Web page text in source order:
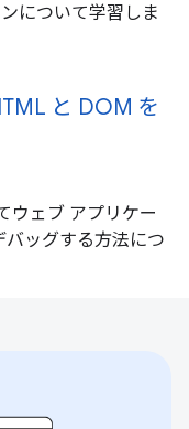
について学習しま
と DOM を
ウェブ アプリケー
ッグする方法につ